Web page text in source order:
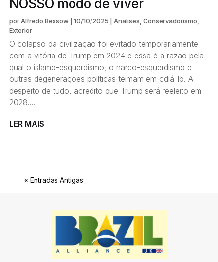
NOSSO modo de viver
porAlfredo Bessow 10/10/2025 Análises Conservadorismo
Exterior
O colapso da civilização foi evitado temporariamente
com a vitória de Trump em 2024 e essa é a razão pela
qual o islamo-esquerdismo, o narco-esquerdismo e
outras degenerações políticas teimam em odiá-lo. A
despeito de tudo, acredito que Trump será reeleito em
2028....
LER MAIS
« Entradas Antigas